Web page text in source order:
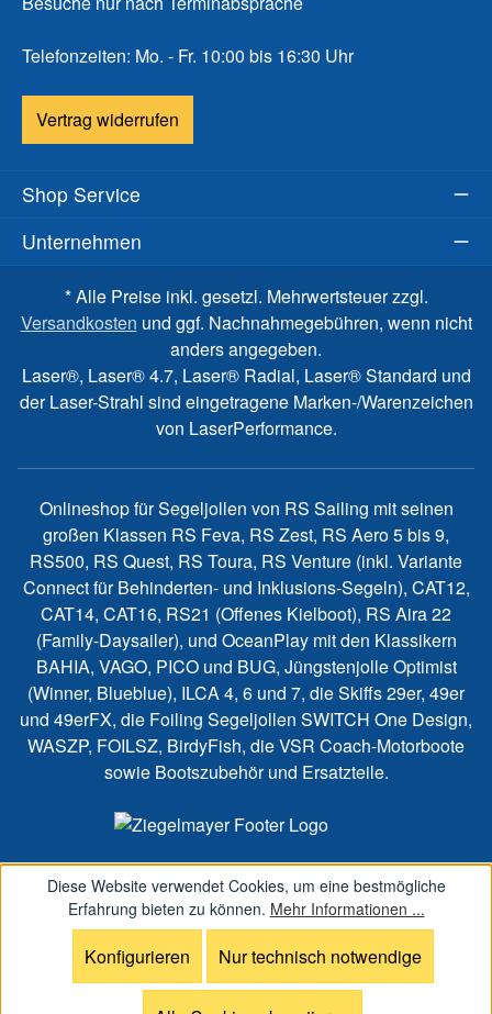
Telefonzeiten: Mo. - Fr. 10:00 bis 16:30 Uhr
Vertrag widerrufen
Shop Service
Unternehmen
* Alle Preise inkl. gesetzl. Mehrwertsteuer zzgl.
Versandkosten und ggf. Nachnahmegebühren, wenn nicht
anders angegeben.
Laser®, Laser® 4.7, Laser® Radial, Laser® Standard und
der Laser-Strahl sind eingetragene Marken-/Warenzeichen
von LaserPerformance.
Onlineshop für Segeljollen von RS Sailing mit seinen
großen Klassen RS Feva, RS Zest, RS Aero 5 bis 9,
RS500, RS Quest, RS Toura, RS Venture (inkl. Variante
Connect für Behinderten- und Inklusions-Segeln), CAT12,
CAT14, CAT16, RS21 (Offenes Kielboot), RS Aira 22
(Family-Daysailer), und OceanPlay mit den Klassikern
BAHIA, VAGO, PICO und BUG, Jüngstenjolle Optimist
(Winner, Blueblue), ILCA 4, 6 und 7, die Skiffs 29er, 49er
und 49erFX, die Foiling Segeljollen SWITCH One Design,
WASZP, FOILSZ, BirdyFish, die VSR Coach-Motorboote
sowie Bootszubehör und Ersatzteile.
Diese Website verwendet Cookies, um eine bestmögliche
Erfahrung bieten zu können. Mehr Informationen ...
Nur technisch notwendige
Konfigurieren